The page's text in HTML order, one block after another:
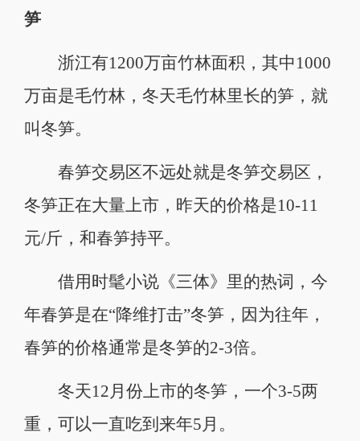
笋
浙江有1200万亩竹林面积，其中1000
万亩是毛竹林，冬天毛竹林里长的笋，就
叫冬笋。
春笋交易区不远处就是冬笋交易区，
冬笋正在大量上市，昨天的价格是10-11
元/斤，和春笋持平。
借用时髦小说《三体》里的热词，今
年春笋是在“降维打击”冬笋，因为往年，
春笋的价格通常是冬笋的2-3倍。
冬天12月份上市的冬笋，一个3-5两
重，可以一直吃到来年5月。